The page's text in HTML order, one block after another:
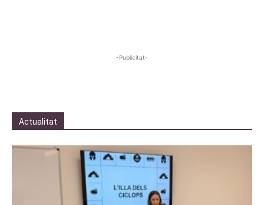
-Publicitat-
Actualitat